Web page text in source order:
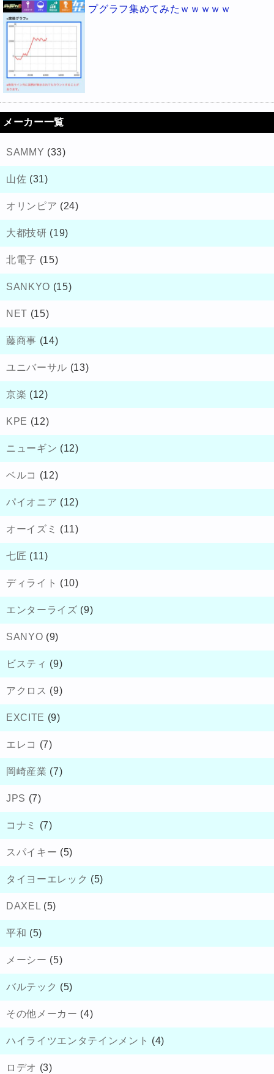
プグラフ集めてみたｗｗｗｗｗ
メーカー一覧
SAMMY (33)
山佐 (31)
オリンピア (24)
大都技研 (19)
北電子 (15)
SANKYO (15)
NET (15)
藤商事 (14)
ユニバーサル (13)
京楽 (12)
KPE (12)
ニューギン (12)
ベルコ (12)
パイオニア (12)
オーイズミ (11)
七匠 (11)
ディライト (10)
エンターライズ (9)
SANYO (9)
ビスティ (9)
アクロス (9)
EXCITE (9)
エレコ (7)
岡崎産業 (7)
JPS (7)
コナミ (7)
スパイキー (5)
タイヨーエレック (5)
DAXEL (5)
平和 (5)
メーシー (5)
バルテック (5)
その他メーカー (4)
ハイライツエンタテインメント (4)
ロデオ (3)